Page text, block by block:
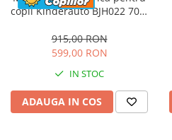
copii Kinderauto BJH022 70W
915,00 RON
599,00 RON
IN STOC
ADAUGA IN COS